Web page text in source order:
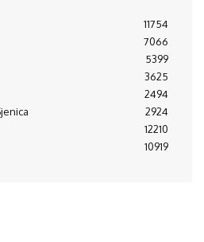
11754
7066
5399
3625
2494
2924
12210
10919